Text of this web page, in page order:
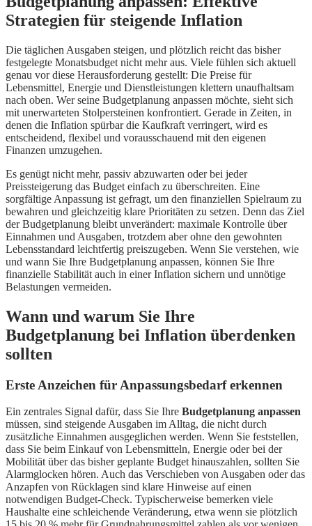
Strategien für steigende Inflation
Die täglichen Ausgaben steigen, und plötzlich reicht das bisher
festgelegte Monatsbudget nicht mehr aus. Viele fühlen sich aktuell
genau vor diese Herausforderung gestellt: Die Preise für
Lebensmittel, Energie und Dienstleistungen klettern unaufhaltsam
nach oben. Wer seine Budgetplanung anpassen möchte, sieht sich
mit unerwarteten Stolpersteinen konfrontiert. Gerade in Zeiten, in
denen die Inflation spürbar die Kaufkraft verringert, wird es
entscheidend, flexibel und vorausschauend mit den eigenen
Finanzen umzugehen.
Es genügt nicht mehr, passiv abzuwarten oder bei jeder
Preissteigerung das Budget einfach zu überschreiten. Eine
sorgfältige Anpassung ist gefragt, um den finanziellen Spielraum zu
bewahren und gleichzeitig klare Prioritäten zu setzen. Denn das Ziel
der Budgetplanung bleibt unverändert: maximale Kontrolle über
Einnahmen und Ausgaben, trotzdem aber ohne den gewohnten
Lebensstandard leichtfertig preiszugeben. Wenn Sie verstehen, wie
und wann Sie Ihre Budgetplanung anpassen, können Sie Ihre
finanzielle Stabilität auch in einer Inflation sichern und unnötige
Belastungen vermeiden.
Wann und warum Sie Ihre
Budgetplanung bei Inflation überdenken
sollten
Erste Anzeichen für Anpassungsbedarf erkennen
Ein zentrales Signal dafür, dass Sie Ihre Budgetplanung anpassen
müssen, sind steigende Ausgaben im Alltag, die nicht durch
zusätzliche Einnahmen ausgeglichen werden. Wenn Sie feststellen,
dass Sie beim Einkauf von Lebensmitteln, Energie oder bei der
Mobilität über das bisher geplante Budget hinauszahlen, sollten Sie
Alarmglocken hören. Auch das Verschieben von Ausgaben oder das
Anzapfen von Rücklagen sind klare Hinweise auf einen
notwendigen Budget-Check. Typischerweise bemerken viele
Haushalte eine schleichende Veränderung, etwa wenn sie plötzlich